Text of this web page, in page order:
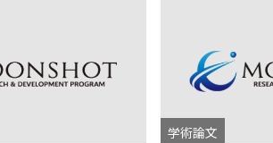
学術論文